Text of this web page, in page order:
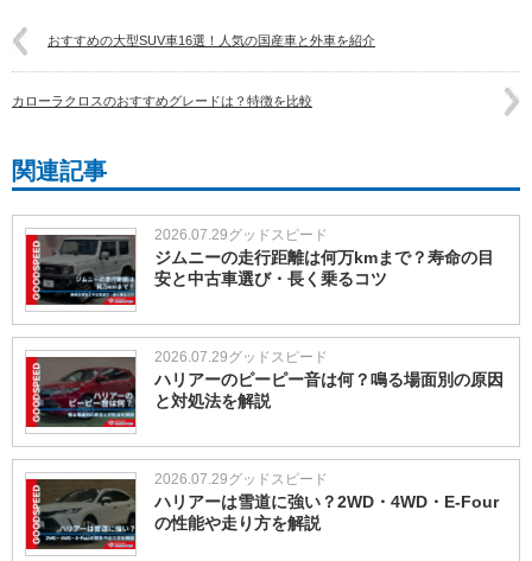
おすすめの大型SUV車16選！人気の国産車と外車を紹介
カローラクロスのおすすめグレードは？特徴を比較
関連記事
2026.07.29グッドスピード
ジムニーの走行距離は何万kmまで？寿命の目
安と中古車選び・長く乗るコツ
2026.07.29グッドスピード
ハリアーのピーピー音は何？鳴る場面別の原因
と対処法を解説
2026.07.29グッドスピード
ハリアーは雪道に強い？2WD・4WD・E-Four
の性能や走り方を解説